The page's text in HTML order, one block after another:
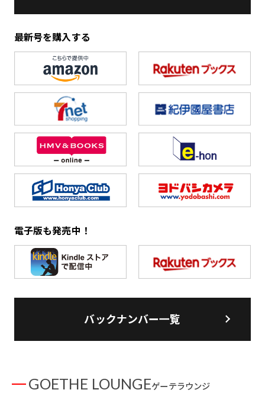
最新号を購入する
電子版も発売中！
バックナンバー一覧
GOETHE LOUNGEゲーテラウンジ